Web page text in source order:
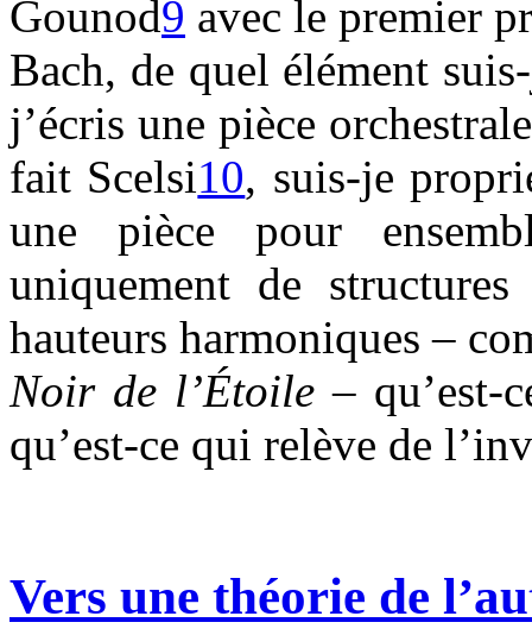
Gounod9 avec le premier
Bach, de quel élément
j’écris une pièce
fait Scelsi10, suis-je
une pièce pour
uniquement de
hauteurs harmoniques –
Noir de l’Étoile– qu’est-
qu’est-ce qui relève de
Vers une théorie de